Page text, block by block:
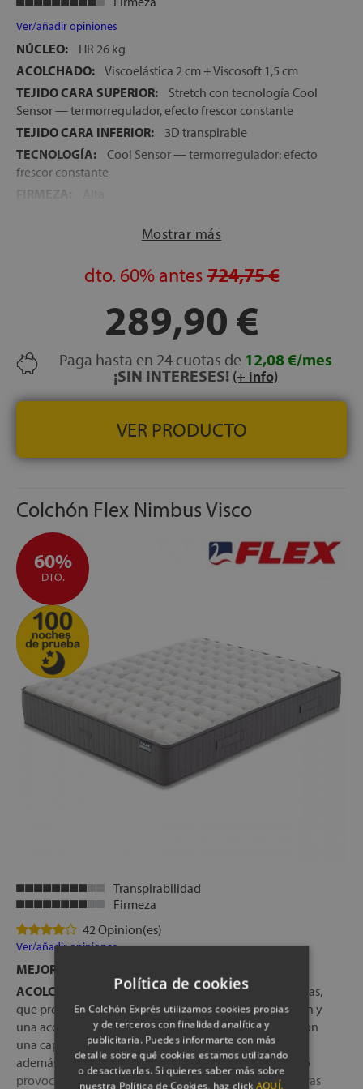
Ver/añadir opiniones
NÚCLEO:
HR 26 kg
ACOLCHADO: Viscoelástica 2 cm + Viscosoft 1,5 cm
TEJIDO CARA SUPERIOR:
Stretch con tecnología Cool
Sensor — termorregulador, efecto frescor constante
TEJIDO CARA INFERIOR:
3D transpirable
TECNOLOGÍA:
Cool Sensor — termorregulador: efecto
frescor constante
120 noches
Mostrar más
dto. 60% antes724,75 €
289,90 €
Paga hasta en 24 cuotas de 12,08 €/mes
¡SIN INTERESES! (+ info)
VER PRODUCTO
Colchón Flex Nimbus Visco
60%
DTO.
Transpirabilidad
Firmeza
42 Opinion(es)
Ver/añadir opiniones
MEJOR COLCHÓN FLEX CALIDAD-PRECIO
ACOLCHADO DOBLE: A base de fibras hipoalergénicas,
que proporcionan una gran capacidad de transpiración y
una acogida muy suave en la tumbada, combinadas con
una capa de viscoelástica con partículas de gel, que
además de crear un molde perfecto de cada cuerpo, no
provocan sensación de agobio gracias a las micro esferas
Política de cookies
En Colchón Exprés utilizamos cookies propias
y de terceros con finalidad analítica y
publicitaria. Puedes informarte con más
detalle sobre qué cookies estamos utilizando
o desactivarlas. Si quieres saber más sobre
nuestra Política de Cookies, haz clickAQUÍ.